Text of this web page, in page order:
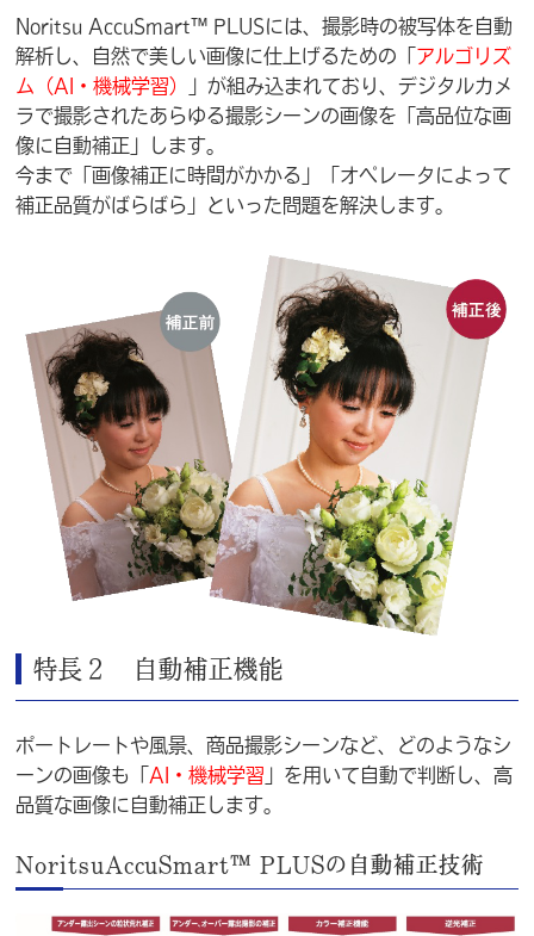
Noritsu AccuSmart™ PLUSには、撮影時の被写体を自動
解析し、自然で美しい画像に仕上げるための「アルゴリズ
ム（AI・機械学習）
」が組み込まれており、デジタルカメ
ラで撮影されたあらゆる撮影シーンの画像を「高品位な画
像に自動補正」します。
今まで「画像補正に時間がかかる」「オペレータによって
補正品質がばらばら」といった問題を解決します。
特長２ 自動補正機能
ポートレートや風景、商品撮影シーンなど、どのようなシ
ーンの画像も「AI・機械学習 」を用いて自動で判断し、高
品質な画像に自動補正します。
NoritsuAccuSmart™ PLUSの自動補正技術